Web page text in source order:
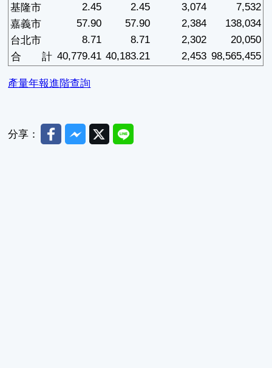
基隆市
2.45 2.45 3,074
7,532
嘉義市
57.90 57.90 2,384
138,034
台北市
8.71 8.71 2,302
20,050
合 計 40,779.41 40,183.21 2,453 98,565,455
產量年報進階查詢
分享： FacebookMessenger
TwitterLine